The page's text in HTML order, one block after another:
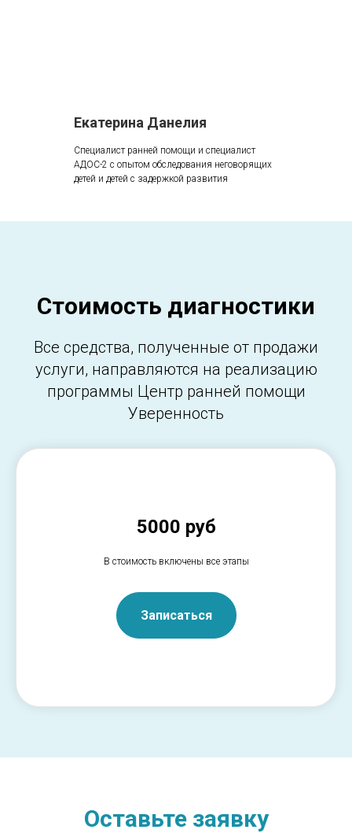
Екатерина Данелия
Специалист ранней помощи и специалист
АДОС-2 с опытом обследования неговорящих
детей и детей с задержкой развития
Стоимость диагностики
Все средства, полученные от продажи
услуги, направляются на реализацию
программы Центр ранней помощи
Уверенность
5000 руб
В стоимость включены все этапы
Записаться
Оставьте заявку